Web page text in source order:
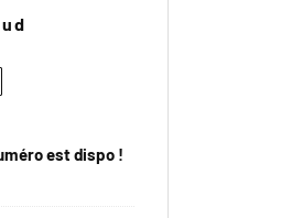
est dispo !